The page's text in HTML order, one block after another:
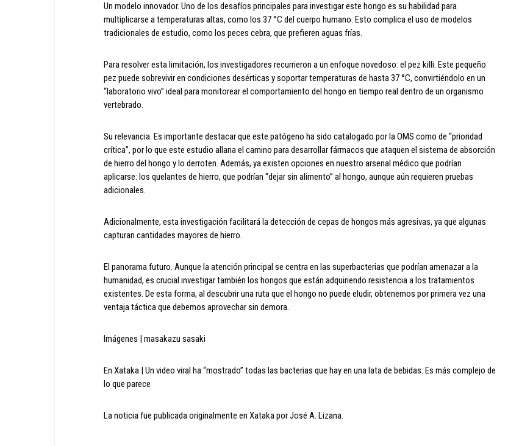
Un modelo innovador. Uno de los desafíos principales para investigar este hongo es su habilidad para
multiplicarse a temperaturas altas, como los 37 °C del cuerpo humano. Esto complica el uso de modelos
tradicionales de estudio, como los peces cebra, que prefieren aguas frías.
Para resolver esta limitación, los investigadores recurrieron a un enfoque novedoso: el pez killi. Este pequeño
pez puede sobrevivir en condiciones desérticas y soportar temperaturas de hasta 37 °C, convirtiéndolo en un
“laboratorio vivo” ideal para monitorear el comportamiento del hongo en tiempo real dentro de un organismo
vertebrado.
Su relevancia. Es importante destacar que este patógeno ha sido catalogado por la OMS como de “prioridad
crítica”, por lo que este estudio allana el camino para desarrollar fármacos que ataquen el sistema de absorción
de hierro del hongo y lo derroten. Además, ya existen opciones en nuestro arsenal médico que podrían
aplicarse: los quelantes de hierro, que podrían “dejar sin alimento” al hongo, aunque aún requieren pruebas
adicionales.
Adicionalmente, esta investigación facilitará la detección de cepas de hongos más agresivas, ya que algunas
capturan cantidades mayores de hierro.
El panorama futuro. Aunque la atención principal se centra en las superbacterias que podrían amenazar a la
humanidad, es crucial investigar también los hongos que están adquiriendo resistencia a los tratamientos
existentes. De esta forma, al descubrir una ruta que el hongo no puede eludir, obtenemos por primera vez una
ventaja táctica que debemos aprovechar sin demora.
Imágenes | masakazu sasaki
En Xataka | Un video viral ha “mostrado” todas las bacterias que hay en una lata de bebidas. Es más complejo de
lo que parece
La noticia fue publicada originalmente en Xataka por José A. Lizana.